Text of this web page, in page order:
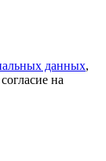
данных,
на